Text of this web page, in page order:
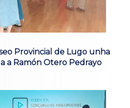
Provincial de Lugo unha
a Ramón Otero Pedrayo